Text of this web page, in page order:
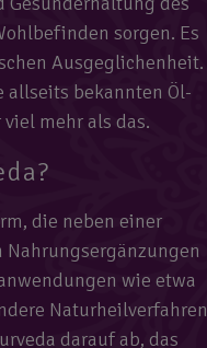
sorgen. Es
Ausgeglichenheit.
allseits bekannten Öl-
mehr als das.
die neben einer
wie etwa
Naturheilverfahren
darauf ab, das